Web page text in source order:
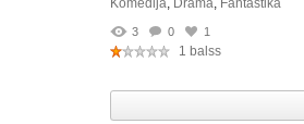
Komēdija, Drāma, Fantastika
3 0 1
1 balss